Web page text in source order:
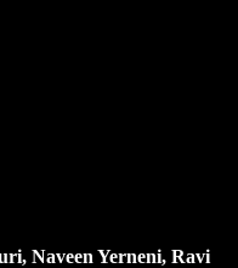
Naveen Yerneni, Ravi